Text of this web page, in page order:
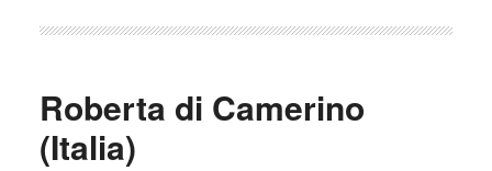
Roberta di Camerino
(Italia)